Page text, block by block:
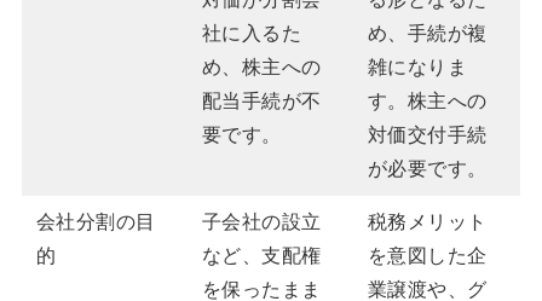
社に入るた
め、株主への
配当手続が不
要です。
め、手続が複
雑になりま
す。株主への
対価交付手続
が必要です。
会社分割の目
的
子会社の設立
など、支配権
を保ったまま
税務メリット
を意図した企
業譲渡や、グ